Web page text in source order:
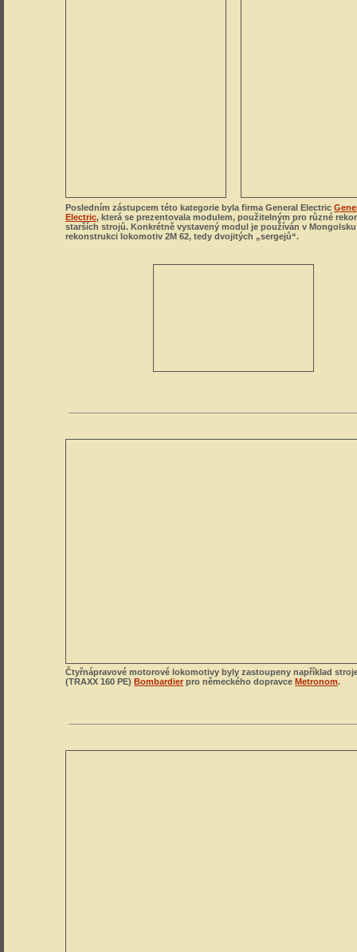
Posledním zástupcem této kategorie byla firma General Electric
Electric, která se prezentovala modulem, použitelným pro různé
starších strojů. Konkrétně vystavený modul je používán v
rekonstrukci lokomotiv 2M 62, tedy dvojitých „sergejů“.
Čtyřnápravové motorové lokomotivy byly zastoupeny například
(TRAXX 160 PE)Bombardier pro německého dopravceMetronom.